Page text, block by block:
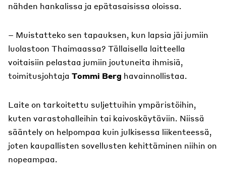
nähden hankalissa ja epätasaisissa oloissa.
– Muistatteko sen tapauksen, kun lapsia jäi jumiin
luolastoon Thaimaassa? Tällaisella laitteella
voitaisiin pelastaa jumiin joutuneita ihmisiä,
toimitusjohtaja Tommi Berg havainnollistaa.
Laite on tarkoitettu suljettuihin ympäristöihin,
kuten varastohalleihin tai kaivoskäytäviin. Niissä
sääntely on helpompaa kuin julkisessa liikenteessä,
joten kaupallisten sovellusten kehittäminen niihin on
nopeampaa.